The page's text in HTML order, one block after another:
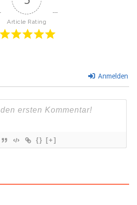
Article Rating
Anmelden
{} [+]